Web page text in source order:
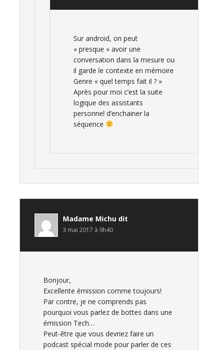
Sur android, on peut
« presque » avoir une
conversation dans la mesure ou
il garde le contexte en mémoire
Genre « quel temps fait il ? »
Après pour moi c’est la suite
logique des assistants
personnel d’enchainer la
séquence
Madame Michu dit
3 mai 2017 à 9h40
Bonjour,
Excellente émission comme toujours!
Par contre, je ne comprends pas
pourquoi vous parlez de bottes dans une
émission Tech…
Peut-être que vous devriez faire un
podcast spécial mode pour parler de ces